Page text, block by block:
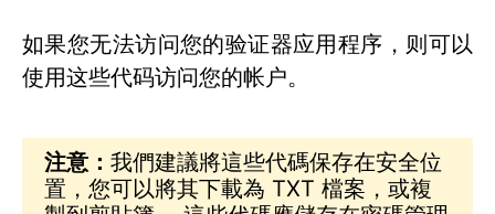
如果您无法访问您的验证器应用程序，则可以
使用这些代码访问您的帐户。
注意： 我們建議將這些代碼保存在安全位
置，您可以將其下載為 TXT 檔案，或複